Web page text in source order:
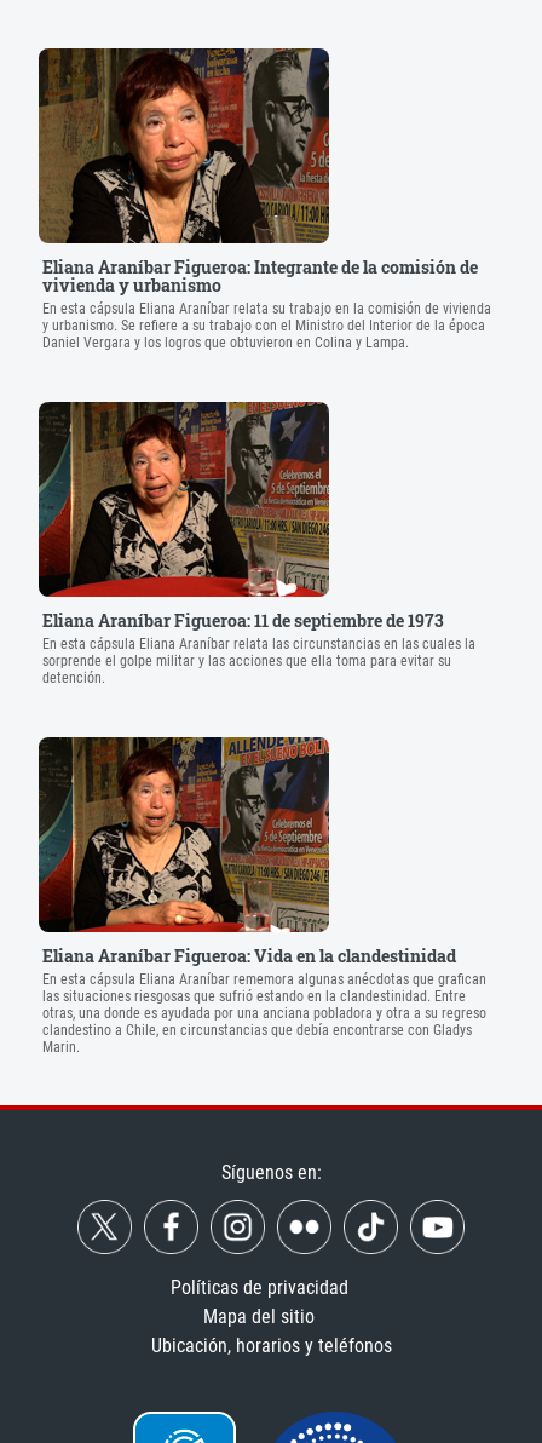
Eliana Araníbar Figueroa: Integrante de la comisión de
vivienda y urbanismo
En esta cápsula Eliana Araníbar relata su trabajo en la comisión de vivienda
y urbanismo. Se refiere a su trabajo con el Ministro del Interior de la época
Daniel Vergara y los logros que obtuvieron en Colina y Lampa.
Eliana Araníbar Figueroa: 11 de septiembre de 1973
En esta cápsula Eliana Araníbar relata las circunstancias en las cuales la
sorprende el golpe militar y las acciones que ella toma para evitar su
detención.
Eliana Araníbar Figueroa: Vida en la clandestinidad
En esta cápsula Eliana Araníbar rememora algunas anécdotas que grafican
las situaciones riesgosas que sufrió estando en la clandestinidad. Entre
otras, una donde es ayudada por una anciana pobladora y otra a su regreso
clandestino a Chile, en circunstancias que debía encontrarse con Gladys
Marin.
Síguenos en:
Políticas de privacidad
Mapa del sitio
Ubicación, horarios y teléfonos